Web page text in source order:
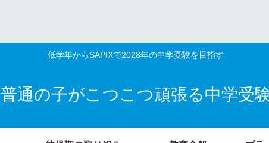
低学年からSAPIXで2028年の中学受験を目指す
普通の子がこつこつ頑張る中学受